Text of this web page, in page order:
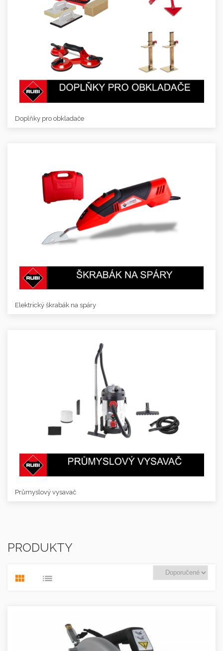
Doplňky pro obkladače
Elektrický škrabák na spáry
Průmyslový vysavač
PRODUKTY